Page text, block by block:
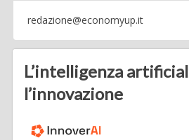
redazione@economyup.it
L’intelligenza
l’innovazione